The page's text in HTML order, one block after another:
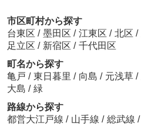
市区町村から探す
台東区 / 墨田区 / 江東区 / 北区 /
足立区 / 新宿区 / 千代田区
町名から探す
亀戸 / 東日暮里 / 向島 / 元浅草 /
大島 / 緑
路線から探す
都営大江戸線 / 山手線 / 総武線 /